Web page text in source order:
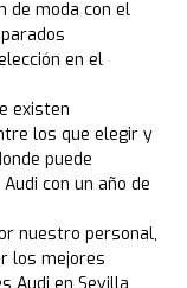
de moda con el
en el
existen
los que elegir y
puede
con un año de
nuestro personal,
los mejores